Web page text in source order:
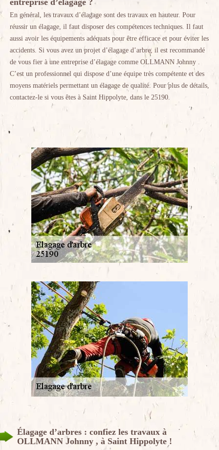
entreprise d’élagage ?
En général, les travaux d’élagage sont des travaux en hauteur. Pour
réussir un élagage, il faut disposer des compétences techniques. Il faut
aussi avoir les équipements adéquats pour être efficace et pour éviter les
accidents. Si vous avez un projet d’élagage d’arbre, il est recommandé
de vous fier à une entreprise d’élagage comme OLLMANN Johnny .
C’est un professionnel qui dispose d’une équipe très compétente et des
moyens matériels permettant un élagage de qualité. Pour plus de détails,
contactez-le si vous êtes à Saint Hippolyte, dans le 25190.
Élagage d’arbres : confiez les travaux à
OLLMANN Johnny , à Saint Hippolyte !